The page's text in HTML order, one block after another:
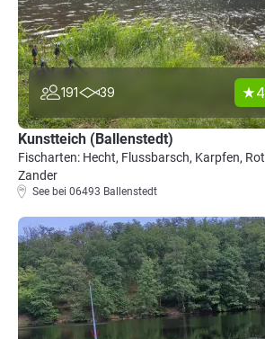
191 39
Kunstteich (Ballenstedt)
Fischarten: Hecht, Flussbarsch, Karpfen,
Zander
See bei 06493 Ballenstedt